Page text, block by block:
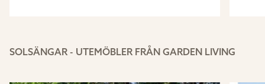
SOLSÄNGAR - UTEMÖBLER FRÅN GARDEN LIVING